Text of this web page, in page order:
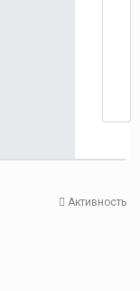
Активность